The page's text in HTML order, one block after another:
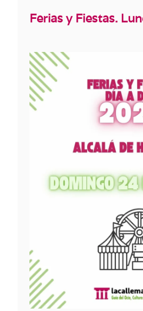
Ferias y Fiestas.